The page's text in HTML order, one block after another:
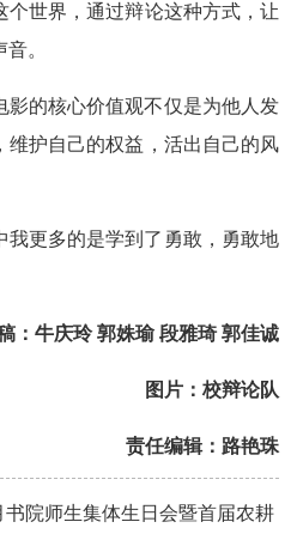
个世界，通过辩论这种方式，让
。
影的核心价值观不仅是为他人发
维护自己的权益，活出自己的风
我更多的是学到了勇敢，勇敢地
：牛庆玲 郭姝瑜 段雅琦 郭佳诚
图片：校辩论队
责任编辑：路艳珠
书院师生集体生日会暨首届农耕